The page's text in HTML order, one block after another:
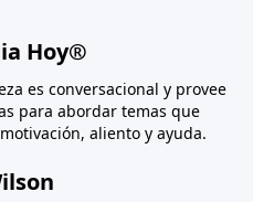
Hoy®
es conversacional y provee
para abordar temas que
aliento y ayuda.